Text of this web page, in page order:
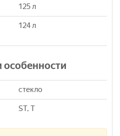
125 л
124 л
стекло
ST, T